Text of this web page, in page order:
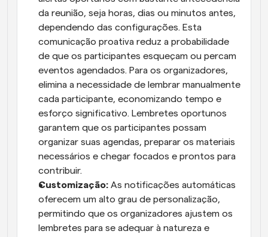
da reunião, seja horas, dias ou minutos antes,
dependendo das configurações. Esta
comunicação proativa reduz a probabilidade
de que os participantes esqueçam ou percam
eventos agendados. Para os organizadores,
elimina a necessidade de lembrar manualmente
cada participante, economizando tempo e
esforço significativo. Lembretes oportunos
garantem que os participantes possam
organizar suas agendas, preparar os materiais
necessários e chegar focados e prontos para
contribuir.
Customização: As notificações automáticas
oferecem um alto grau de personalização,
permitindo que os organizadores ajustem os
lembretes para se adequar à natureza e